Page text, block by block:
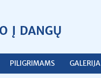
PILIGRIMAMS GALERIJA